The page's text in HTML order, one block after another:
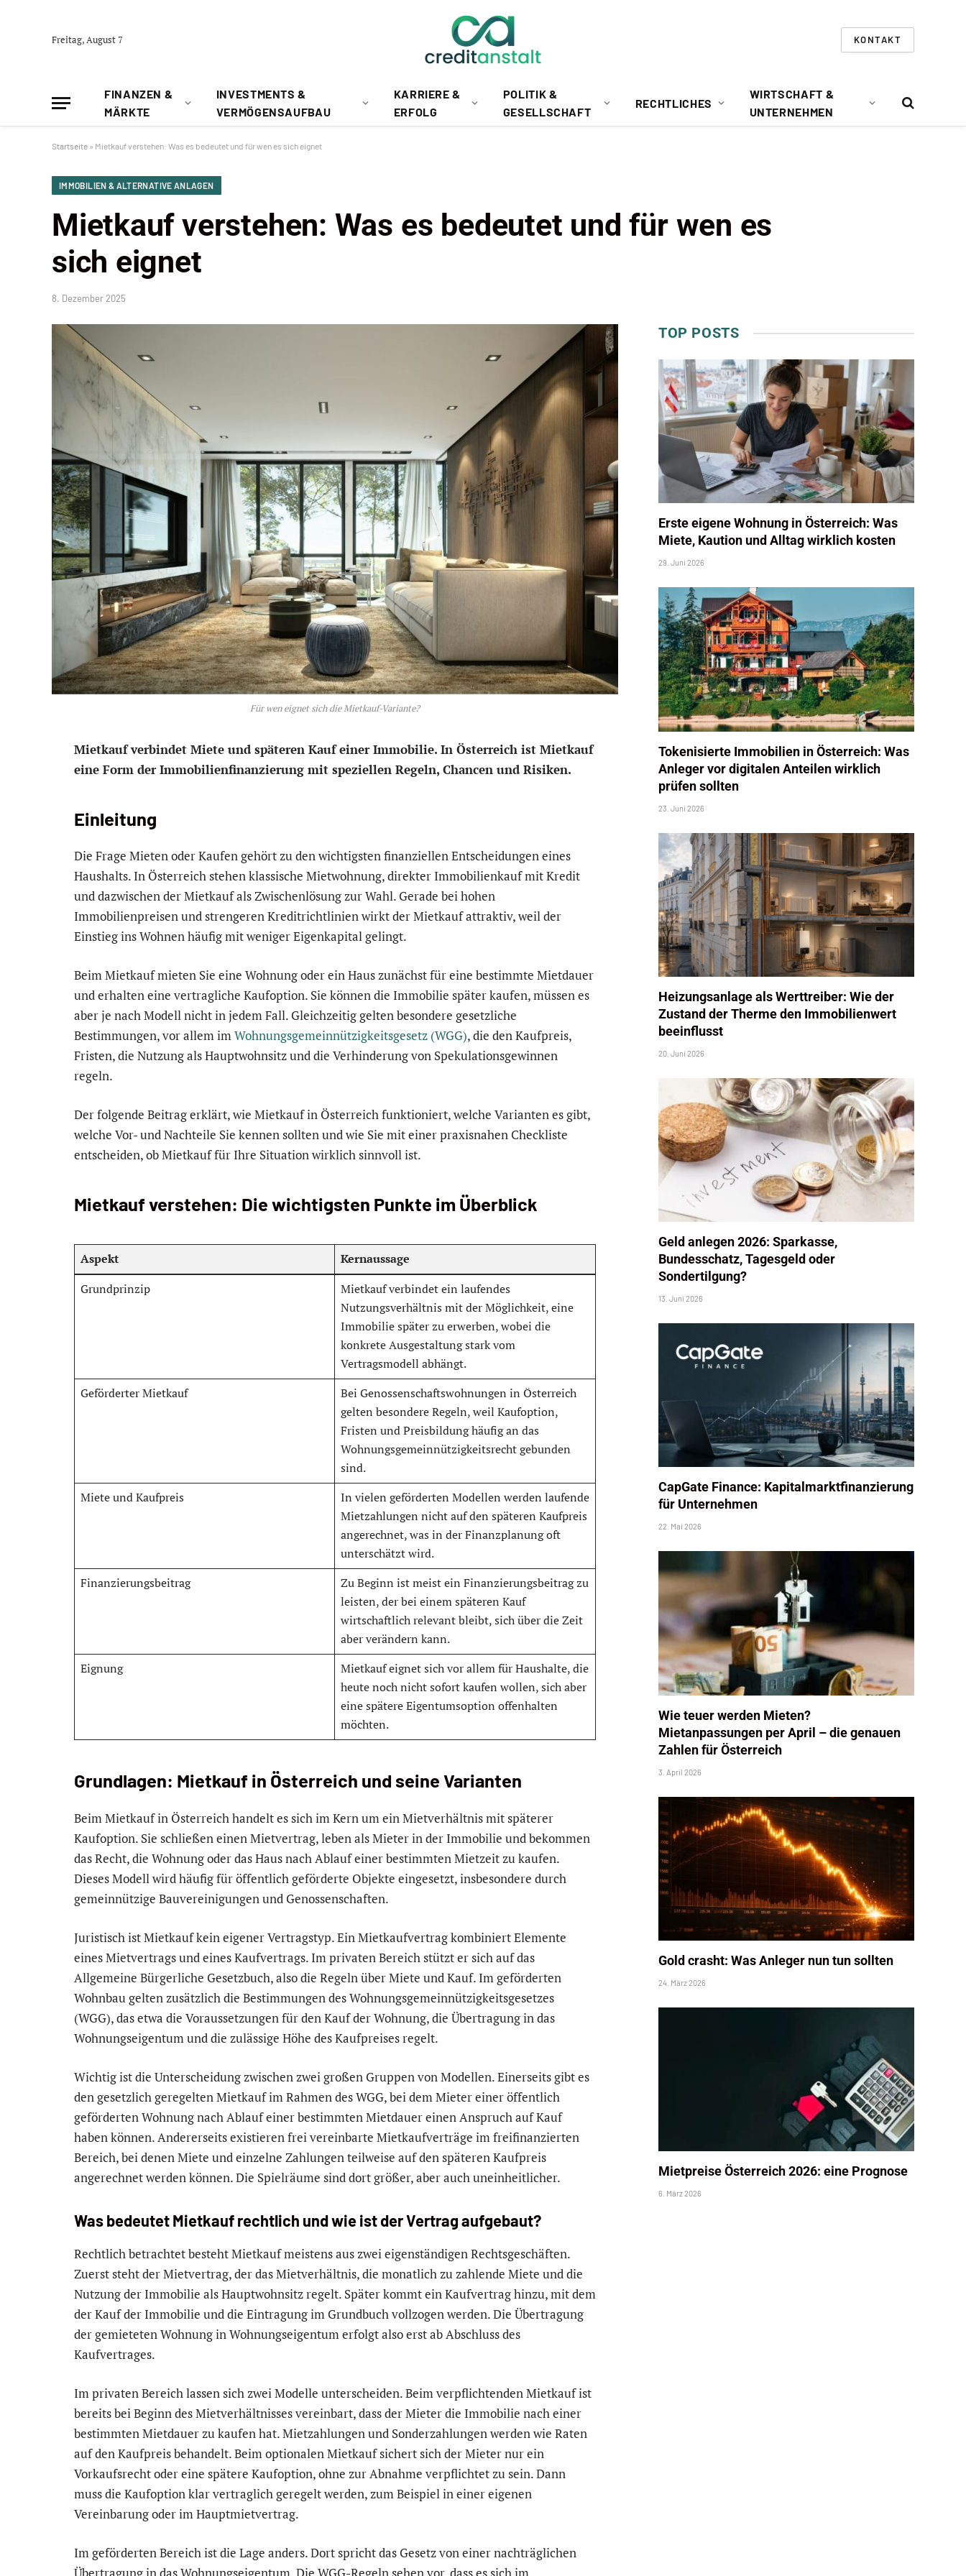
Freitag, August 7 KONTAKT
FINANZEN &
MÄRKTE
INVESTMENTS &
VERMÖGENSAUFBAU
KARRIERE &
ERFOLG
POLITIK &
GESELLSCHAFT
RECHTLICHES
WIRTSCHAFT &
UNTERNEHMEN
Startseite » Mietkauf verstehen: Was es bedeutet und für wen es sich eignet
IMMOBILIEN & ALTERNATIVE ANLAGEN
Mietkauf verstehen: Was es bedeutet und für wen es
sich eignet
8. Dezember 2025
Für wen eignet sich die Mietkauf-Variante?
Mietkauf verbindet Miete und späteren Kauf einer Immobilie. In Österreich ist Mietkauf
eine Form der Immobilienfinanzierung mit speziellen Regeln, Chancen und Risiken.
Einleitung
Die Frage Mieten oder Kaufen gehört zu den wichtigsten finanziellen Entscheidungen eines
Haushalts. In Österreich stehen klassische Mietwohnung, direkter Immobilienkauf mit Kredit
und dazwischen der Mietkauf als Zwischenlösung zur Wahl. Gerade bei hohen
Immobilienpreisen und strengeren Kreditrichtlinien wirkt der Mietkauf attraktiv, weil der
Einstieg ins Wohnen häufig mit weniger Eigenkapital gelingt.
Beim Mietkauf mieten Sie eine Wohnung oder ein Haus zunächst für eine bestimmte Mietdauer
und erhalten eine vertragliche Kaufoption. Sie können die Immobilie später kaufen, müssen es
aber je nach Modell nicht in jedem Fall. Gleichzeitig gelten besondere gesetzliche
Bestimmungen, vor allem imWohnungsgemeinnützigkeitsgesetz (WGG), die den Kaufpreis,
Fristen, die Nutzung als Hauptwohnsitz und die Verhinderung von Spekulationsgewinnen
regeln.
Der folgende Beitrag erklärt, wie Mietkauf in Österreich funktioniert, welche Varianten es gibt,
welche Vor- und Nachteile Sie kennen sollten und wie Sie mit einer praxisnahen Checkliste
entscheiden, ob Mietkauf für Ihre Situation wirklich sinnvoll ist.
Mietkauf verstehen: Die wichtigsten Punkte im Überblick
Aspekt
Kernaussage
Grundprinzip
Mietkauf verbindet ein laufendes
Nutzungsverhältnis mit der Möglichkeit, eine
Immobilie später zu erwerben, wobei die
konkrete Ausgestaltung stark vom
Vertragsmodell abhängt.
Geförderter Mietkauf
Bei Genossenschaftswohnungen in Österreich
gelten besondere Regeln, weil Kaufoption,
Fristen und Preisbildung häufig an das
Wohnungsgemeinnützigkeitsrecht gebunden
sind.
Miete und Kaufpreis
In vielen geförderten Modellen werden laufende
Mietzahlungen nicht auf den späteren Kaufpreis
angerechnet, was in der Finanzplanung oft
unterschätzt wird.
Finanzierungsbeitrag
Zu Beginn ist meist ein Finanzierungsbeitrag zu
leisten, der bei einem späteren Kauf
wirtschaftlich relevant bleibt, sich über die Zeit
aber verändern kann.
Eignung
Mietkauf eignet sich vor allem für Haushalte, die
heute noch nicht sofort kaufen wollen, sich aber
eine spätere Eigentumsoption offenhalten
möchten.
Grundlagen: Mietkauf in Österreich und seine Varianten
Beim Mietkauf in Österreich handelt es sich im Kern um ein Mietverhältnis mit späterer
Kaufoption. Sie schließen einen Mietvertrag, leben als Mieter in der Immobilie und bekommen
das Recht, die Wohnung oder das Haus nach Ablauf einer bestimmten Mietzeit zu kaufen.
Dieses Modell wird häufig für öffentlich geförderte Objekte eingesetzt, insbesondere durch
gemeinnützige Bauvereinigungen und Genossenschaften.
Juristisch ist Mietkauf kein eigener Vertragstyp. Ein Mietkaufvertrag kombiniert Elemente
eines Mietvertrags und eines Kaufvertrags. Im privaten Bereich stützt er sich auf das
Allgemeine Bürgerliche Gesetzbuch, also die Regeln über Miete und Kauf. Im geförderten
Wohnbau gelten zusätzlich die Bestimmungen des Wohnungsgemeinnützigkeitsgesetzes
(WGG), das etwa die Voraussetzungen für den Kauf der Wohnung, die Übertragung in das
Wohnungseigentum und die zulässige Höhe des Kaufpreises regelt.
Wichtig ist die Unterscheidung zwischen zwei großen Gruppen von Modellen. Einerseits gibt es
den gesetzlich geregelten Mietkauf im Rahmen des WGG, bei dem Mieter einer öffentlich
geförderten Wohnung nach Ablauf einer bestimmten Mietdauer einen Anspruch auf Kauf
haben können. Andererseits existieren frei vereinbarte Mietkaufverträge im freifinanzierten
Bereich, bei denen Miete und einzelne Zahlungen teilweise auf den späteren Kaufpreis
angerechnet werden können. Die Spielräume sind dort größer, aber auch uneinheitlicher.
Was bedeutet Mietkauf rechtlich und wie ist der Vertrag aufgebaut?
Rechtlich betrachtet besteht Mietkauf meistens aus zwei eigenständigen Rechtsgeschäften.
Zuerst steht der Mietvertrag, der das Mietverhältnis, die monatlich zu zahlende Miete und die
Nutzung der Immobilie als Hauptwohnsitz regelt. Später kommt ein Kaufvertrag hinzu, mit dem
der Kauf der Immobilie und die Eintragung im Grundbuch vollzogen werden. Die Übertragung
der gemieteten Wohnung in Wohnungseigentum erfolgt also erst ab Abschluss des
Kaufvertrages.
Im privaten Bereich lassen sich zwei Modelle unterscheiden. Beim verpflichtenden Mietkauf ist
bereits bei Beginn des Mietverhältnisses vereinbart, dass der Mieter die Immobilie nach einer
bestimmten Mietdauer zu kaufen hat. Mietzahlungen und Sonderzahlungen werden wie Raten
auf den Kaufpreis behandelt. Beim optionalen Mietkauf sichert sich der Mieter nur ein
Vorkaufsrecht oder eine spätere Kaufoption, ohne zur Abnahme verpflichtet zu sein. Dann
muss die Kaufoption klar vertraglich geregelt werden, zum Beispiel in einer eigenen
Vereinbarung oder im Hauptmietvertrag.
Im geförderten Bereich ist die Lage anders. Dort spricht das Gesetz von einer nachträglichen
TOP POSTS
Erste eigene Wohnung in Österreich: Was
Miete, Kaution und Alltag wirklich kosten
29. Juni 2026
Tokenisierte Immobilien in Österreich: Was
Anleger vor digitalen Anteilen wirklich
prüfen sollten
23. Juni 2026
Heizungsanlage als Werttreiber: Wie der
Zustand der Therme den Immobilienwert
beeinflusst
20. Juni 2026
Geld anlegen 2026: Sparkasse,
Bundesschatz, Tagesgeld oder
Sondertilgung?
13. Juni 2026
CapGate Finance: Kapitalmarktfinanzierung
für Unternehmen
22. Mai 2026
Wie teuer werden Mieten?
Mietanpassungen per April – die genauen
Zahlen für Österreich
3. April 2026
Gold crasht: Was Anleger nun tun sollten
24. März 2026
Mietpreise Österreich 2026: eine Prognose
6. März 2026